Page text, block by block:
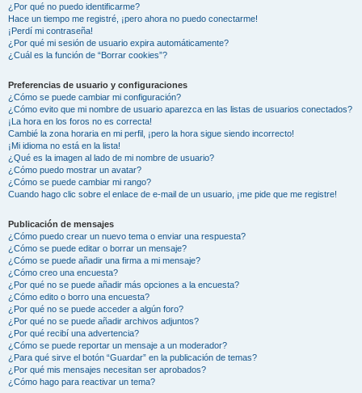
¿Por qué no puedo identificarme?
Hace un tiempo me registré, ¡pero ahora no puedo conectarme!
¡Perdí mi contraseña!
¿Por qué mi sesión de usuario expira automáticamente?
¿Cuál es la función de “Borrar cookies”?
Preferencias de usuario y configuraciones
¿Cómo se puede cambiar mi configuración?
¿Cómo evito que mi nombre de usuario aparezca en las listas de usuarios conectados?
¡La hora en los foros no es correcta!
Cambié la zona horaria en mi perfil, ¡pero la hora sigue siendo incorrecto!
¡Mi idioma no está en la lista!
¿Qué es la imagen al lado de mi nombre de usuario?
¿Cómo puedo mostrar un avatar?
¿Cómo se puede cambiar mi rango?
Cuando hago clic sobre el enlace de e-mail de un usuario, ¡me pide que me registre!
Publicación de mensajes
¿Cómo puedo crear un nuevo tema o enviar una respuesta?
¿Cómo se puede editar o borrar un mensaje?
¿Cómo se puede añadir una firma a mi mensaje?
¿Cómo creo una encuesta?
¿Por qué no se puede añadir más opciones a la encuesta?
¿Cómo edito o borro una encuesta?
¿Por qué no se puede acceder a algún foro?
¿Por qué no se puede añadir archivos adjuntos?
¿Por qué recibí una advertencia?
¿Cómo se puede reportar un mensaje a un moderador?
¿Para qué sirve el botón “Guardar” en la publicación de temas?
¿Por qué mis mensajes necesitan ser aprobados?
¿Cómo hago para reactivar un tema?